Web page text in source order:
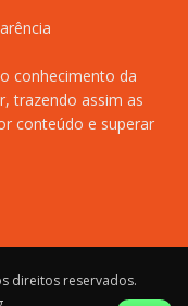
conhecimento da
trazendo assim as
conteúdo e superar
direitos reservados.